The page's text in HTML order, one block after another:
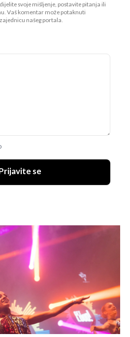
svoje mišljenje, postavite pitanja ili
Vaš komentar može potaknuti
našeg portala.
se